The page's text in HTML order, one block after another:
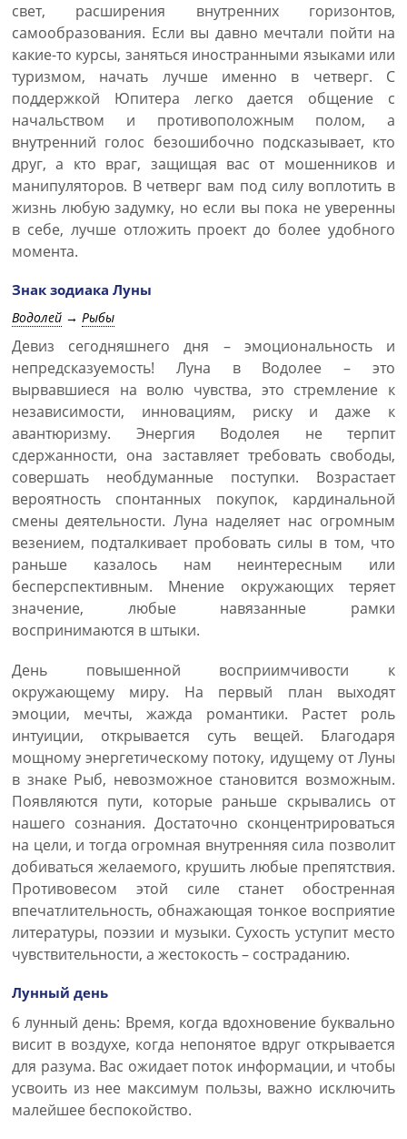
свет, расширения внутренних горизонтов,
самообразования. Если вы давно мечтали пойти на
какие-то курсы, заняться иностранными языками или
туризмом, начать лучше именно в четверг. С
поддержкой Юпитера легко дается общение с
начальством и противоположным полом, а
внутренний голос безошибочно подсказывает, кто
друг, а кто враг, защищая вас от мошенников и
манипуляторов. В четверг вам под силу воплотить в
жизнь любую задумку, но если вы пока не уверенны
в себе, лучше отложить проект до более удобного
момента.
Знак зодиака Луны
Водолей → Рыбы
Девиз сегодняшнего дня – эмоциональность и
непредсказуемость! Луна в Водолее – это
вырвавшиеся на волю чувства, это стремление к
независимости, инновациям, риску и даже к
авантюризму. Энергия Водолея не терпит
сдержанности, она заставляет требовать свободы,
совершать необдуманные поступки. Возрастает
вероятность спонтанных покупок, кардинальной
смены деятельности. Луна наделяет нас огромным
везением, подталкивает пробовать силы в том, что
раньше казалось нам неинтересным или
бесперспективным. Мнение окружающих теряет
значение, любые навязанные рамки
воспринимаются в штыки.
День повышенной восприимчивости к
окружающему миру. На первый план выходят
эмоции, мечты, жажда романтики. Растет роль
интуиции, открывается суть вещей. Благодаря
мощному энергетическому потоку, идущему от Луны
в знаке Рыб, невозможное становится возможным.
Появляются пути, которые раньше скрывались от
нашего сознания. Достаточно сконцентрироваться
на цели, и тогда огромная внутренняя сила позволит
добиваться желаемого, крушить любые препятствия.
Противовесом этой силе станет обостренная
впечатлительность, обнажающая тонкое восприятие
литературы, поэзии и музыки. Сухость уступит место
чувствительности, а жестокость – состраданию.
Лунный день
6 лунный день: Время, когда вдохновение буквально
висит в воздухе, когда непонятое вдруг открывается
для разума. Вас ожидает поток информации, и чтобы
усвоить из нее максимум пользы, важно исключить
малейшее беспокойство.